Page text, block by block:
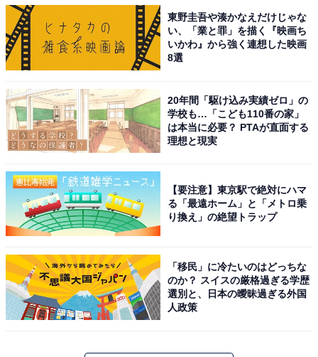
ハイセンス「40E4N」
ハイセンス 40V型【3年保証】40E4N フルハイビジョン
液晶 テレビ ネット動画 ダブルチューナー 外付けHDD 裏
番組録画 Alexa ゲームモード AirPlay2 Bluetooth
Amazonで見る
ハイセンス「55U8N」
東野圭吾や湊かなえだけじゃな
い、「業と罪」を描く『映画ち
いかわ』から強く連想した映画
8選
20年間「駆け込み実績ゼロ」の
学校も…「こども110番の家」
は本当に必要？ PTAが直面する
理想と現実
【要注意】東京駅で絶対にハマ
る「最遠ホーム」と「メトロ乗
り換え」の絶望トラップ
「移民」に冷たいのはどっちな
のか？ スイスの厳格過ぎる学歴
選別と、日本の曖昧過ぎる外国
人政策